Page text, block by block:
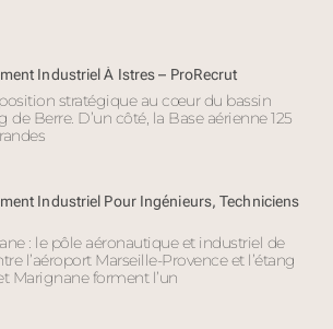
Industriel À Istres – ProRecrut
stratégique au cœur du bassin
de Berre. D’un côté, la Base aérienne 125
Industriel Pour Ingénieurs, Techniciens
: le pôle aéronautique et industriel de
l’aéroport Marseille-Provence et l’étang
Marignane forment l’un